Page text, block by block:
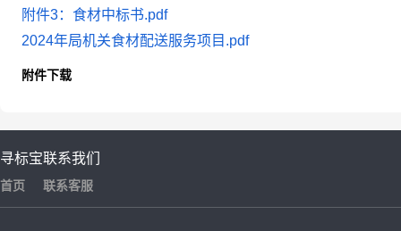
附件3：食材中标书.pdf
2024年局机关食材配送服务项目.pdf
附件下载
寻标宝
首页
联系我们
联系客服